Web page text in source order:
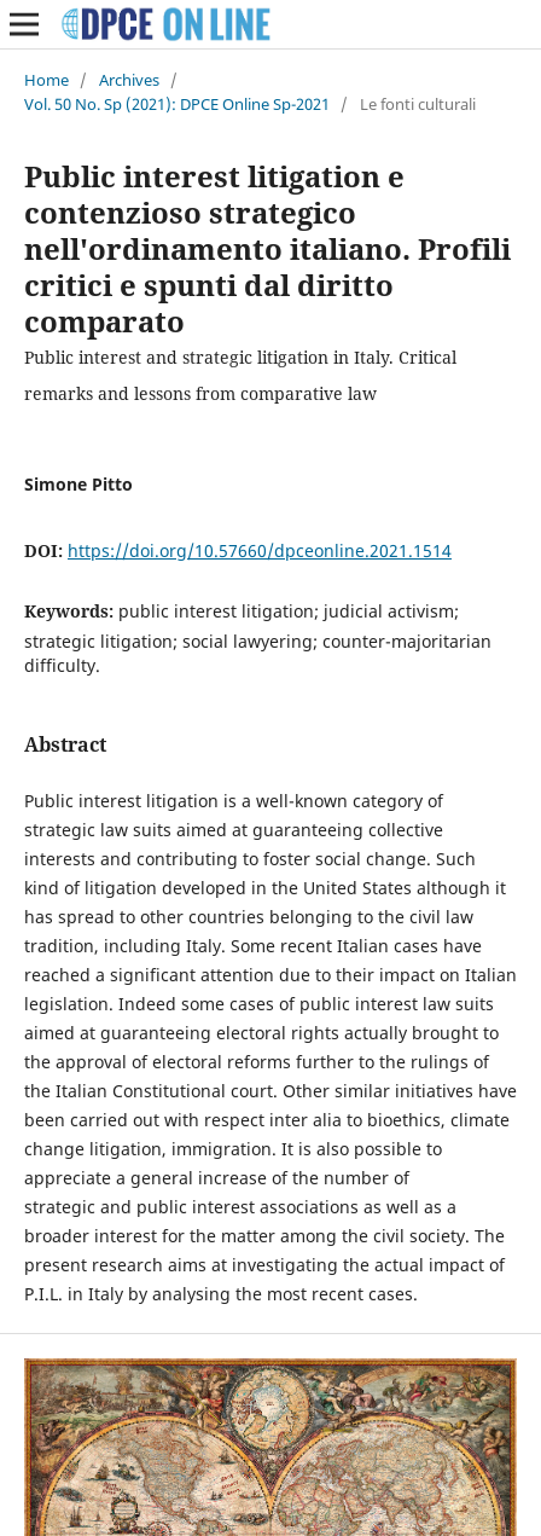
Home / Archives /
Vol. 50 No. Sp (2021): DPCE Online Sp-2021
/ Le fonti culturali
Public interest litigation e
contenzioso strategico
nell'ordinamento italiano. Profili
critici e spunti dal diritto
comparato
Public interest and strategic litigation in Italy. Critical
remarks and lessons from comparative law
Simone Pitto
DOI: https://doi.org/10.57660/dpceonline.2021.1514
Keywords: public interest litigation; judicial activism;
strategic litigation; social lawyering; counter-majoritarian
difficulty.
Abstract
Public interest litigation is a well-known category of
strategic law suits aimed at guaranteeing collective
interests and contributing to foster social change. Such
kind of litigation developed in the United States although it
has spread to other countries belonging to the civil law
tradition, including Italy. Some recent Italian cases have
reached a significant attention due to their impact on Italian
legislation. Indeed some cases of public interest law suits
aimed at guaranteeing electoral rights actually brought to
the approval of electoral reforms further to the rulings of
the Italian Constitutional court. Other similar initiatives have
been carried out with respect inter alia to bioethics, climate
change litigation, immigration. It is also possible to
appreciate a general increase of the number of
strategic and public interest associations as well as a
broader interest for the matter among the civil society. The
present research aims at investigating the actual impact of
P.I.L. in Italy by analysing the most recent cases.